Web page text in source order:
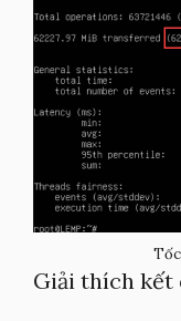
Giải thích kết